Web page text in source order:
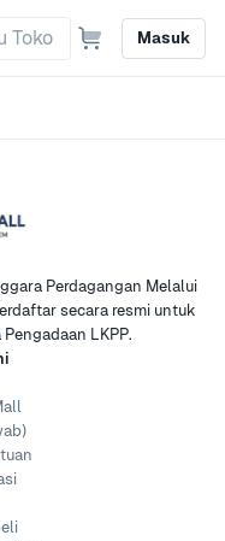
Masuk
Perdagangan Melalui
secara resmi untuk
LKPP.